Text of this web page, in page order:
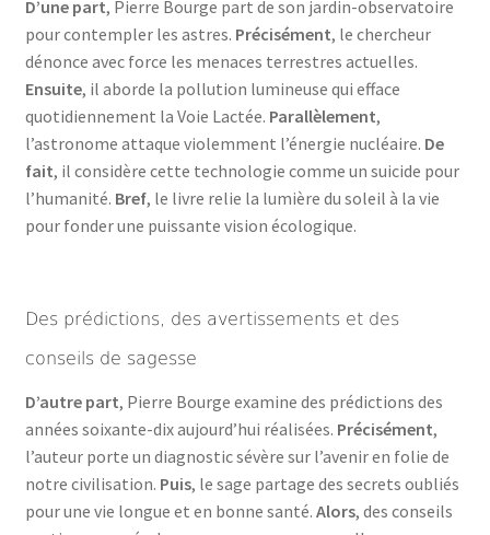
D’une part, Pierre Bourge part de son jardin-observatoire
pour contempler les astres. Précisément, le chercheur
dénonce avec force les menaces terrestres actuelles.
Ensuite, il aborde la pollution lumineuse qui efface
quotidiennement la Voie Lactée. Parallèlement,
l’astronome attaque violemment l’énergie nucléaire. De
fait, il considère cette technologie comme un suicide pour
l’humanité. Bref, le livre relie la lumière du soleil à la vie
pour fonder une puissante vision écologique.
Des prédictions, des avertissements et des
conseils de sagesse
D’autre part, Pierre Bourge examine des prédictions des
années soixante-dix aujourd’hui réalisées. Précisément,
l’auteur porte un diagnostic sévère sur l’avenir en folie de
notre civilisation. Puis, le sage partage des secrets oubliés
pour une vie longue et en bonne santé. Alors, des conseils